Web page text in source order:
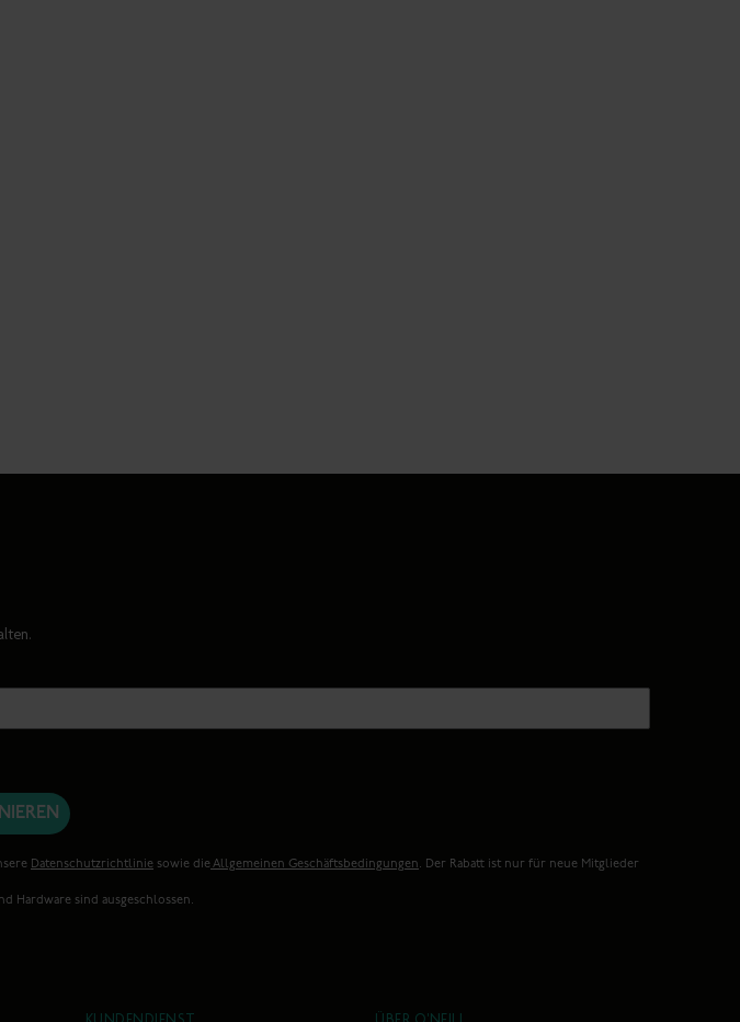
Datenschutzrichtlinie sowie dieAllgemeinen Geschäftsbedingungen. Der Rabatt ist nur für neue Mitglieder
Hardware sind ausgeschlossen.